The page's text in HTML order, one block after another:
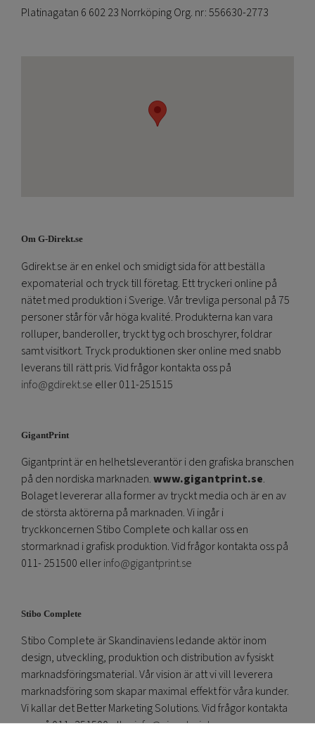
Platinagatan 6 602 23 Norrköping Org. nr: 556630-2773
Om G-Direkt.se
Gdirekt.se är en enkel och smidigt sida för att beställa
expomaterial och tryck till företag. Ett tryckeri online på
nätet med produktion i Sverige. Vår trevliga personal på 75
personer står för vår höga kvalité. Produkterna kan vara
rolluper, banderoller, tryckt tyg och broschyrer, foldrar
samt visitkort. Tryck produktionen sker online med snabb
leverans till rätt pris. Vid frågor kontakta oss på
info@gdirekt.se eller 011-251515
GigantPrint
Gigantprint är en helhetsleverantör i den grafiska branschen
på den nordiska marknaden.www.gigantprint.se.
Bolaget levererar alla former av tryckt media och är en av
de största aktörerna på marknaden. Vi ingår i
tryckkoncernen Stibo Complete och kallar oss en
stormarknad i grafisk produktion. Vid frågor kontakta oss på
011- 251500 ellerinfo@gigantprint.se
Stibo Complete
Stibo Complete är Skandinaviens ledande aktör inom
design, utveckling, produktion och distribution av fysiskt
marknadsföringsmaterial. Vår vision är att vi vill leverera
marknadsföring som skapar maximal effekt för våra kunder.
Vi kallar det Better Marketing Solutions. Vid frågor kontakta
oss på 011- 251500 ellerinfo@gigantprint.se